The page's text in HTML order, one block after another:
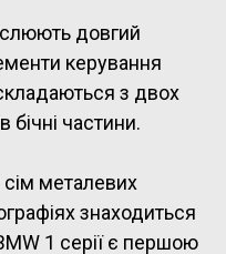
довгий
керування
з двох
бічні частини.
сім металевих
знаходиться
1 серії є першою